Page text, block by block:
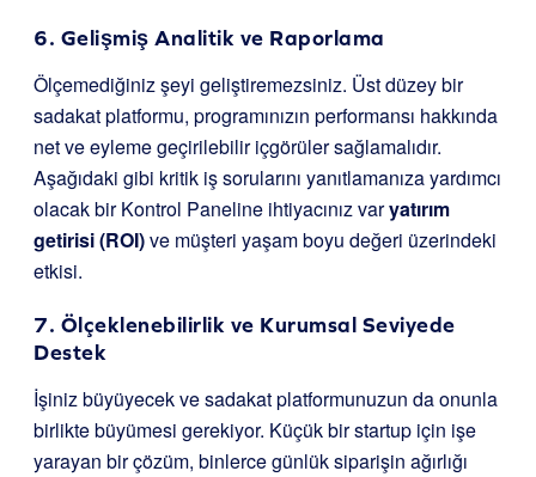
6. Gelişmiş Analitik ve Raporlama
Ölçemediğiniz şeyi geliştiremezsiniz. Üst düzey bir
sadakat platformu, programınızın performansı hakkında
net ve eyleme geçirilebilir içgörüler sağlamalıdır.
Aşağıdaki gibi kritik iş sorularını yanıtlamanıza yardımcı
olacak bir Kontrol Paneline ihtiyacınız varyatırım
getirisi (ROI)ve müşteri yaşam boyu değeri üzerindeki
etkisi.
7. Ölçeklenebilirlik ve Kurumsal Seviyede
Destek
İşiniz büyüyecek ve sadakat platformunuzun da onunla
birlikte büyümesi gerekiyor. Küçük bir startup için işe
yarayan bir çözüm, binlerce günlük siparişin ağırlığı